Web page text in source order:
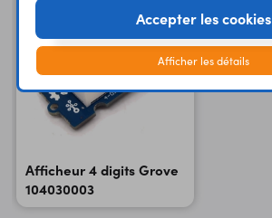
Afficheur 4 digits Grove
104030003
Accepter les cookies
Afficher les détails